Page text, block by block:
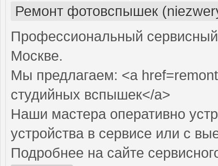
Ремонт фотовспышек
Профессиональный
Москве.
Мы предлагаем: <a
студийных вспышек</a>
Наши мастера оперативно
устройства в сервисе или с
Подробнее на сайте